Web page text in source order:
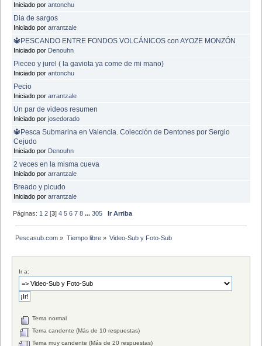
Iniciado por antonchu
Dia de sargos
Iniciado por arrantzale
🔱PESCANDO ENTRE FONDOS VOLCÁNICOS con AYOZE MONZÓN
Iniciado por Denouhn
Pieceo y jurel ( la gaviota ya come de mi mano)
Iniciado por antonchu
Pecio
Iniciado por arrantzale
Un par de videos resumen
Iniciado por josedorado
🔱Pesca Submarina en Valencia. Colección de Dentones por Sergio
Cejudo
Iniciado por Denouhn
2 veces en la misma cueva
Iniciado por arrantzale
Breado y picudo
Iniciado por arrantzale
Páginas: 1 2 [3]4 5 6 7 8 ...305 Ir Arriba
Pescasub.com » Tiempo libre» Video-Sub y Foto-Sub
Ir a:
Tema normal
Tema candente (Más de 10 respuestas)
Tema muy candente (Más de 20 respuestas)